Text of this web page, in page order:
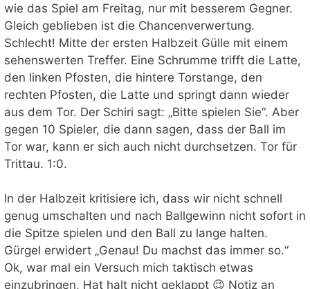
wie das Spiel am Freitag, nur mit besserem Gegner.
Gleich geblieben ist die Chancenverwertung.
Schlecht! Mitte der ersten Halbzeit Gülle mit einem
sehenswerten Treffer. Eine Schrumme trifft die Latte,
den linken Pfosten, die hintere Torstange, den
rechten Pfosten, die Latte und springt dann wieder
aus dem Tor. Der Schiri sagt: „Bitte spielen Sie“. Aber
gegen 10 Spieler, die dann sagen, dass der Ball im
Tor war, kann er sich auch nicht durchsetzen. Tor für
Trittau. 1:0.
In der Halbzeit kritisiere ich, dass wir nicht schnell
genug umschalten und nach Ballgewinn nicht sofort in
die Spitze spielen und den Ball zu lange halten.
Gürgel erwidert „Genau! Du machst das immer so.“
Ok, war mal ein Versuch mich taktisch etwas
einzubringen, Hat halt nicht geklappt 😉 Notiz an